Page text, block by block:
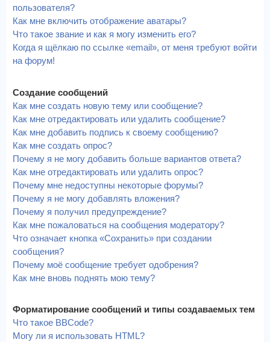
пользователя?
Как мне включить отображение аватары?
Что такое звание и как я могу изменить его?
Когда я щёлкаю по ссылке «email», от меня требуют войти
на форум!
Создание сообщений
Как мне создать новую тему или сообщение?
Как мне отредактировать или удалить сообщение?
Как мне добавить подпись к своему сообщению?
Как мне создать опрос?
Почему я не могу добавить больше вариантов ответа?
Как мне отредактировать или удалить опрос?
Почему мне недоступны некоторые форумы?
Почему я не могу добавлять вложения?
Почему я получил предупреждение?
Как мне пожаловаться на сообщения модератору?
Что означает кнопка «Сохранить» при создании
сообщения?
Почему моё сообщение требует одобрения?
Как мне вновь поднять мою тему?
Форматирование сообщений и типы создаваемых тем
Что такое BBCode?
Могу ли я использовать HTML?